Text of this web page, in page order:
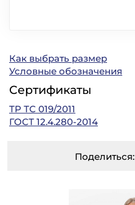
Как выбрать размер
Условные обозначения
Сертификаты
ТР ТС 019/2011
ГОСТ 12.4.280-2014
Поделиться: